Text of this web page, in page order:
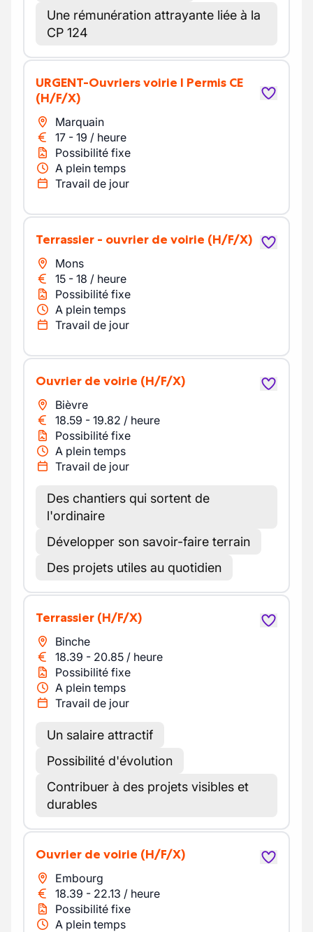
Une rémunération attrayante liée à la
CP 124
URGENT-Ouvriers voirie I Permis CE
(H/F/X)
Marquain
17 - 19 / heure
Possibilité fixe
A plein temps
Travail de jour
Terrassier - ouvrier de voirie (H/F/X)
Mons
15 - 18 / heure
Possibilité fixe
A plein temps
Travail de jour
Ouvrier de voirie (H/F/X)
Bièvre
18.59 - 19.82 / heure
Possibilité fixe
A plein temps
Travail de jour
Des chantiers qui sortent de
l'ordinaire
Développer son savoir-faire terrain
Des projets utiles au quotidien
Terrassier (H/F/X)
Binche
18.39 - 20.85 / heure
Possibilité fixe
A plein temps
Travail de jour
Un salaire attractif
Possibilité d'évolution
Contribuer à des projets visibles et
durables
Ouvrier de voirie (H/F/X)
Embourg
18.39 - 22.13 / heure
Possibilité fixe
A plein temps